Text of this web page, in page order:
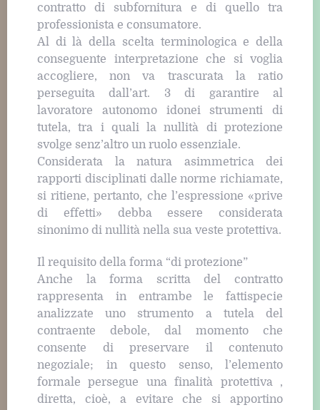
contratto di subfornitura e di quello tra
professionista e consumatore.
Al di là della scelta terminologica e della
conseguente interpretazione che si voglia
accogliere, non va trascurata la ratio
perseguita dall’art. 3 di garantire al
lavoratore autonomo idonei strumenti di
tutela, tra i quali la nullità di protezione
svolge senz’altro un ruolo essenziale.
Considerata la natura asimmetrica dei
rapporti disciplinati dalle norme richiamate,
si ritiene, pertanto, che l’espressione «prive
di effetti» debba essere considerata
sinonimo di nullità nella sua veste protettiva.
Il requisito della forma “di protezione”
Anche la forma scritta del contratto
rappresenta in entrambe le fattispecie
analizzate uno strumento a tutela del
contraente debole, dal momento che
consente di preservare il contenuto
negoziale; in questo senso, l’elemento
formale persegue una finalità protettiva ,
diretta, cioè, a evitare che si apportino